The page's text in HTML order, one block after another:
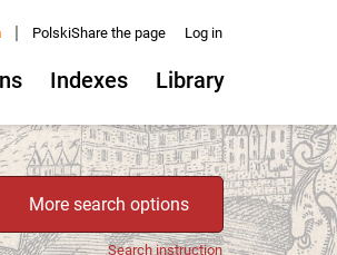
| PolskiShare the page Log in
Indexes Library
More search options
Search instruction